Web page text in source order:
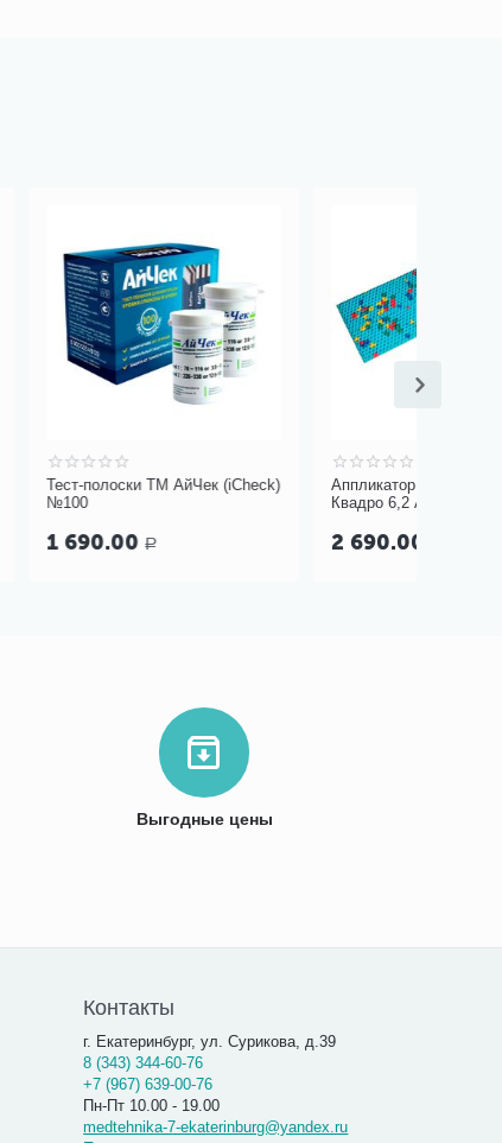
(iCheck)
Аппликатор Ляпко (УАЛП)
2 690.00
Выгодные цены
Контакты
г. Екатеринбург, ул. Сурикова, д.39
8 (343) 344-60-76
+7 (967) 639-00-76
Пн-Пт 10.00 - 19.00
medtehnika-7-ekaterinburg@yandex.ru